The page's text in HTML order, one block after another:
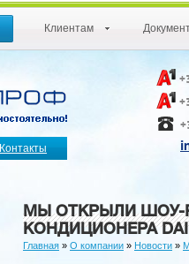
Клиентам
Контакты
МЫ ОТКРЫЛИ ШОУ-
КОНДИЦИОНЕРА
Главная » О компании » Новости »